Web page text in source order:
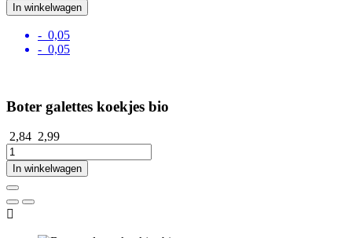
In winkelwagen
- 0,05
- 0,05
Boter galettes koekjes bio
2,84 2,99
In winkelwagen
